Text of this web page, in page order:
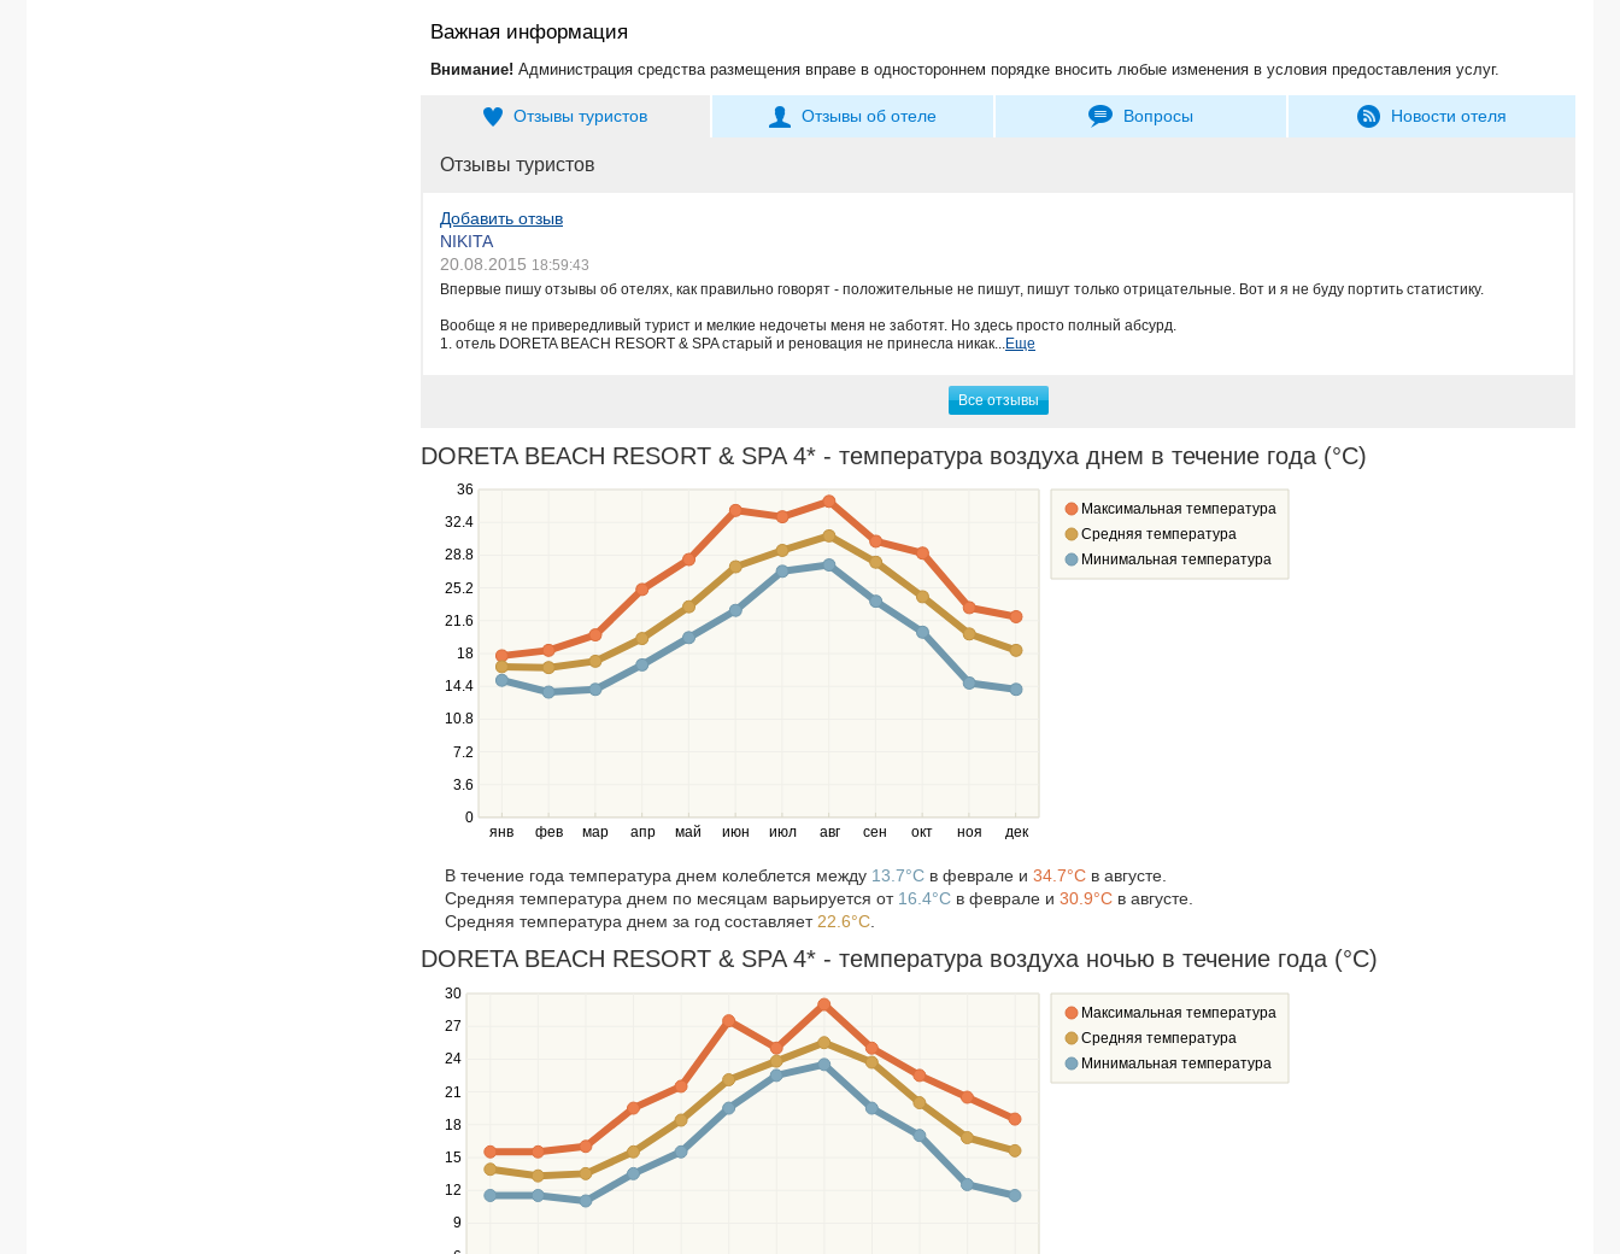
Важная информация
Внимание! Администрация средства размещения вправе в одностороннем порядке вносить любые изменения в условия предоставления услуг.
Отзывы туристов Отзывы об отеле Вопросы Новости отеля
Отзывы туристов
Добавить отзыв
NIKITA
20.08.2015 18:59:43
Впервые пишу отзывы об отелях, как правильно говорят - положительные не пишут, пишут только отрицательные. Вот и я не буду портить статистику.
Вообще я не привередливый турист и мелкие недочеты меня не заботят. Но здесь просто полный абсурд.
1. отель DORETA BEACH RESORT & SPA старый и реновация не принесла никак... Еще
Все отзывы
DORETA BEACH RESORT & SPA 4* - температура воздуха днем в течение года (°C)
янв фев мар апр май июн июл авг сен окт ноя дек
Максимальная температура
Средняя температура
Минимальная температура
0
3.6
7.2
10.8
14.4
18
21.6
25.2
28.8
32.4
36
Use
the
and
down
to
navigate
between
series.
Use
the
and
right
navigate
through
items
in
a
series.
В течение года температура днем колеблется между 13.7°C в феврале и 34.7°C в августе.
Средняя температура днем по месяцам варьируется от 16.4°C в феврале и 30.9°C в августе.
Средняя температура днем за год составляет 22.6°C
DORETA BEACH RESORT & SPA 4* - температура воздуха ночью в течение года (°C)
Максимальная температура
Средняя температура
Минимальная температура
9
12
15
18
21
24
27
30
Use
the
and
down
to
navigate
between
series.
Use
the